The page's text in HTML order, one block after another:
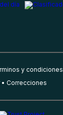
y condiciones
Correcciones